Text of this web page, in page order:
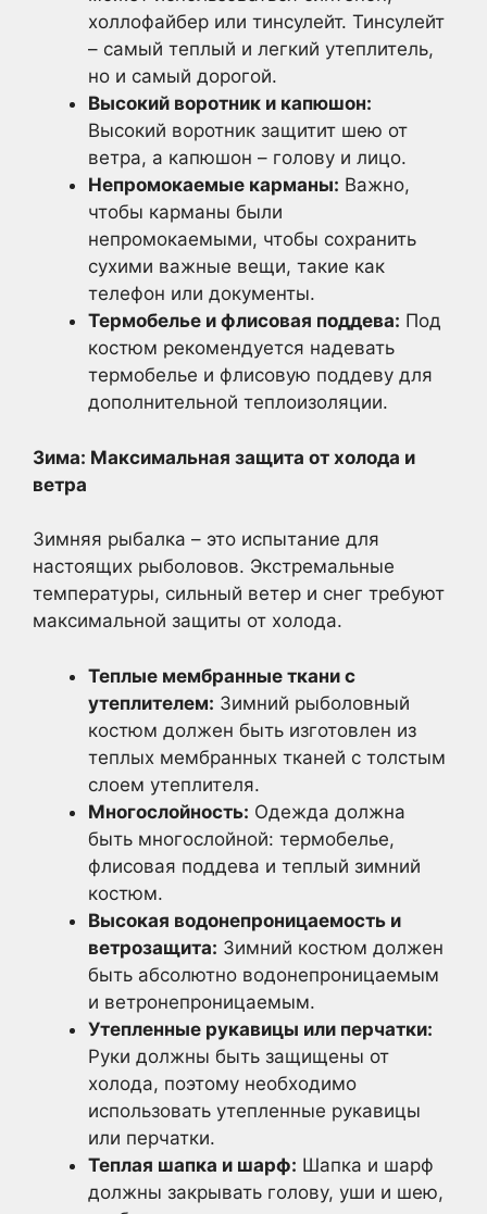
холлофайбер или тинсулейт. Тинсулейт
– самый теплый и легкий утеплитель,
но и самый дорогой.
Высокий воротник и капюшон:
Высокий воротник защитит шею от
ветра, а капюшон – голову и лицо.
Непромокаемые карманы: Важно,
чтобы карманы были
непромокаемыми, чтобы сохранить
сухими важные вещи, такие как
телефон или документы.
Термобелье и флисовая поддева: Под
костюм рекомендуется надевать
термобелье и флисовую поддеву для
дополнительной теплоизоляции.
Зима: Максимальная защита от холода и
ветра
Зимняя рыбалка – это испытание для
настоящих рыболовов. Экстремальные
температуры, сильный ветер и снег требуют
максимальной защиты от холода.
Теплые мембранные ткани с
утеплителем: Зимний рыболовный
костюм должен быть изготовлен из
теплых мембранных тканей с толстым
слоем утеплителя.
Многослойность: Одежда должна
быть многослойной: термобелье,
флисовая поддева и теплый зимний
костюм.
Высокая водонепроницаемость и
ветрозащита: Зимний костюм должен
быть абсолютно водонепроницаемым
и ветронепроницаемым.
Утепленные рукавицы или перчатки:
Руки должны быть защищены от
холода, поэтому необходимо
использовать утепленные рукавицы
или перчатки.
Теплая шапка и шарф: Шапка и шарф
должны закрывать голову, уши и шею,